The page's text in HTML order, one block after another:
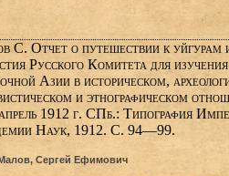
С. Отчет о путешествии к уйгурам
Русского Комитета для
Азии в историческом,
и этнографическом
1912 г. СПб.: Типография
Наук, 1912. С. 94—99.
Сергей Ефимович